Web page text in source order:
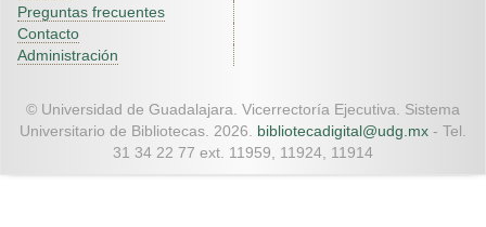
Preguntas frecuentes
Contacto
Administración
© Universidad de Guadalajara. Vicerrectoría Ejecutiva. Sistema
Universitario de Bibliotecas. 2026. bibliotecadigital@udg.mx - Tel.
31 34 22 77 ext. 11959, 11924, 11914